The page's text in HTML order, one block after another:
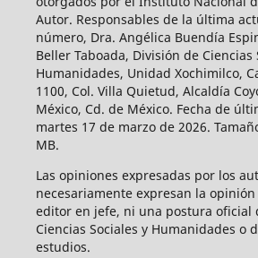
Autor. Responsables de la última
número, Dra. Angélica Buendía
Beller Taboada, División de Ciencias
Humanidades, Unidad Xochimilco,
1100, Col. Villa Quietud, Alcaldía
México, Cd. de México. Fecha de
martes 17 de marzo de 2026.
MB.
Las opiniones expresadas por los
necesariamente expresan la
editor en jefe, ni una postura oficial
Ciencias Sociales y Humanidades o
estudios.